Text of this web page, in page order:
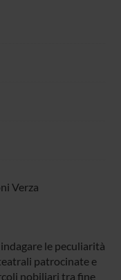
Verza
le peculiarità
patrocinate e
nobiliari tra fine